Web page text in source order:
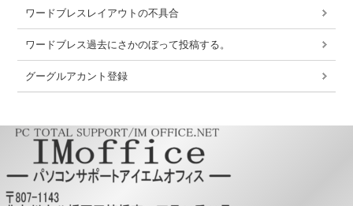
ワードブレスレイアウトの不具合
ワードブレス過去にさかのぼって投稿する。
グーグルアカント登録